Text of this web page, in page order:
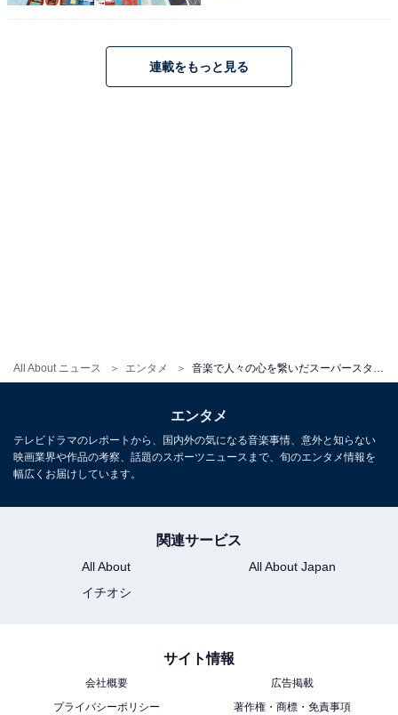
All About ニュース エンタメ
た時代に、音楽の力で人々の心を繋いだ西城さん。その
YouTube「西城秀樹 IN 夜のヒットスタジオ」「’85
連載をもっと見る
エンタメ
テレビドラマのレポートから、国内外の気になる音楽事情、意外と知らない
映画業界や作品の考察、話題のスポーツニュースまで、旬のエンタメ情報を
幅広くお届けしています。
関連サービス
All About
All About Japan
イチオシ
サイト情報
会社概要
広告掲載
プライバシーポリシー
著作権・商標・免責事項